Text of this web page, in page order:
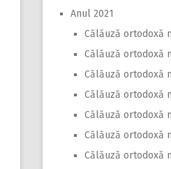
Anul 2021
Călăuză ortodoxă
Călăuză ortodoxă
Călăuză ortodoxă
Călăuză ortodoxă
Călăuză ortodoxă
Călăuză ortodoxă
Călăuză ortodoxă